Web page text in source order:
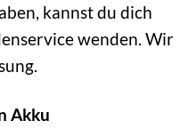
kannst du dich
wenden. Wir
Akku